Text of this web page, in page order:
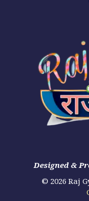
Designed &
© 2026 Raj